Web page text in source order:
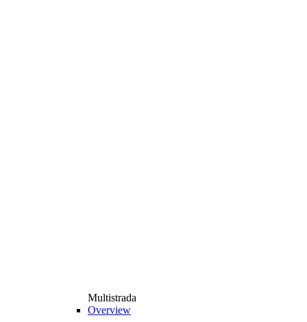
Multistrada
Overview